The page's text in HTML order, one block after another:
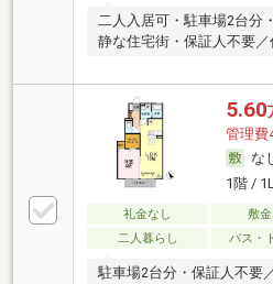
二人入居可・駐車場2台分
静な住宅街・保証人不要
5.60
管理費
な
1階 /
礼金なし 敷
二人暮らし
バス・
駐車場2台分・保証人不要